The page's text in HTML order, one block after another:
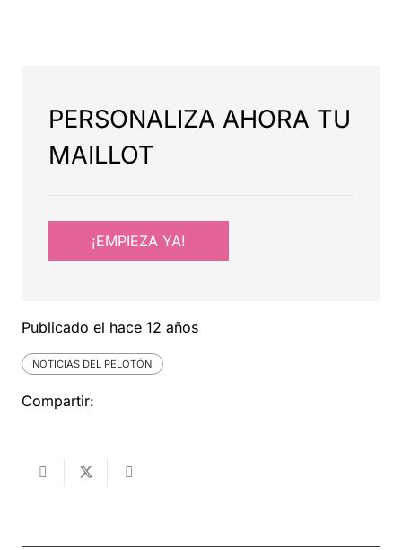
PERSONALIZA AHORA TU
MAILLOT
¡EMPIEZA YA!
Publicado el hace 12 años
NOTICIAS DEL PELOTÓN
Compartir: